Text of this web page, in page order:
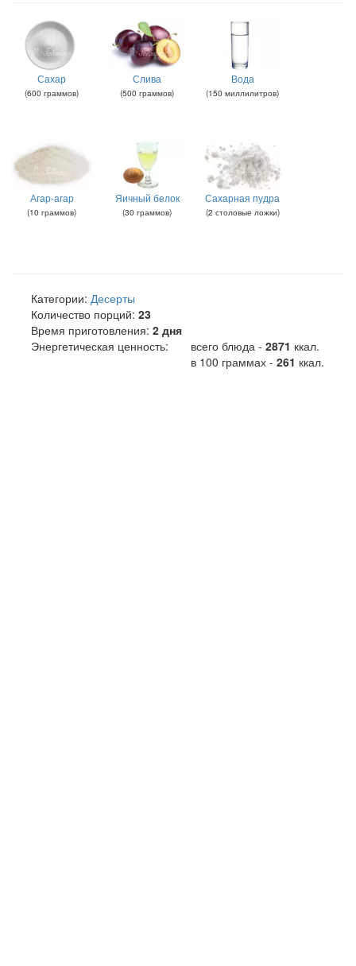
Сахар
(600 граммов)
Слива
(500 граммов)
Вода
(150 миллилитров)
Агар-агар
(10 граммов)
Яичный белок
(30 граммов)
Сахарная пудра
(2 столовые ложки)
Категории: Десерты
Количество порций: 23
Время приготовления: 2 дня
Энергетическая ценность:
всего блюда - 2871 ккал.
в 100 граммах - 261 ккал.